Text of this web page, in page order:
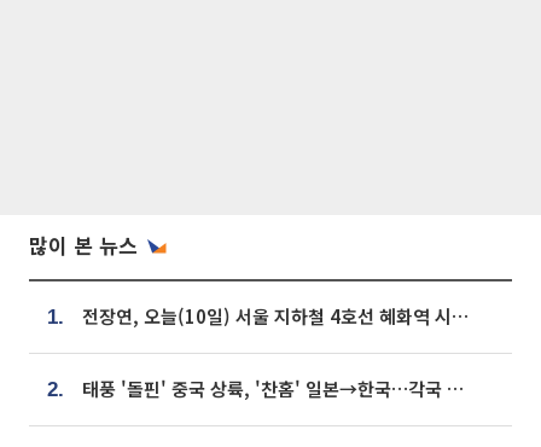
많이 본 뉴스
1. 전장연, 오늘(10일) 서울 지하철 4호선 혜화역 시위…1호선 용산역 무정차
2. 태풍 '돌핀' 중국 상륙, '찬홈' 일본→한국…각국 기상청 예상 경로는?